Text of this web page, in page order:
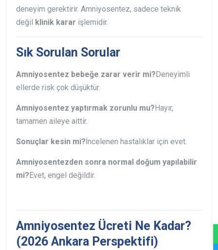
deneyim gerektirir. Amniyosentez, sadece teknik
değil klinik karar işlemidir.
Sık Sorulan Sorular
Amniyosentez bebeğe zarar verir mi?Deneyimli
ellerde risk çok düşüktür.
Amniyosentez yaptırmak zorunlu mu?Hayır,
tamamen aileye aittir.
Sonuçlar kesin mi?İncelenen hastalıklar için evet.
Amniyosentezden sonra normal doğum yapılabilir
mi?Evet, engel değildir.
Amniyosentez Ücreti Ne Kadar?
(2026 Ankara Perspektifi)